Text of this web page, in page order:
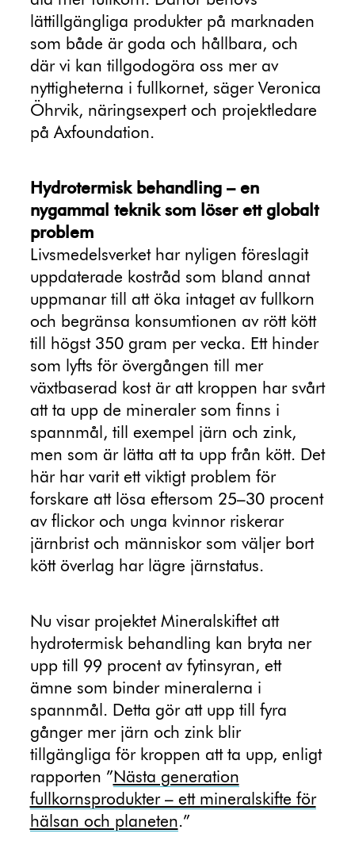
lättillgängliga produkter på marknaden
som både är goda och hållbara, och
där vi kan tillgodogöra oss mer av
nyttigheterna i fullkornet, säger Veronica
Öhrvik, näringsexpert och projektledare
på Axfoundation.
Hydrotermisk behandling – en
nygammal teknik som löser ett globalt
problem
Livsmedelsverket har nyligen föreslagit
uppdaterade kostråd som bland annat
uppmanar till att öka intaget av fullkorn
och begränsa konsumtionen av rött kött
till högst 350 gram per vecka. Ett hinder
som lyfts för övergången till mer
växtbaserad kost är att kroppen har svårt
att ta upp de mineraler som finns i
spannmål, till exempel järn och zink,
men som är lätta att ta upp från kött. Det
här har varit ett viktigt problem för
forskare att lösa eftersom 25–30 procent
av flickor och unga kvinnor riskerar
järnbrist och människor som väljer bort
kött överlag har lägre järnstatus.
Nu visar projektet Mineralskiftet att
hydrotermisk behandling kan bryta ner
upp till 99 procent av fytinsyran, ett
ämne som binder mineralerna i
spannmål. Detta gör att upp till fyra
gånger mer järn och zink blir
tillgängliga för kroppen att ta upp, enligt
rapporten ”Nästa generation
fullkornsprodukter – ett mineralskifte för
hälsan och planeten.”